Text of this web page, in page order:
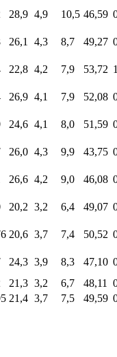
20,8 3,5 7,6 46,15
18,0 3,0 6,0 50,68
28,9 4,9 10,5 46,59
26,1 4,3 8,7 49,27
22,8 4,2 7,9 53,72
26,9 4,1 7,9 52,08
24,6 4,1 8,0 51,59
26,0 4,3 9,9 43,75
26,6 4,2 9,0 46,08